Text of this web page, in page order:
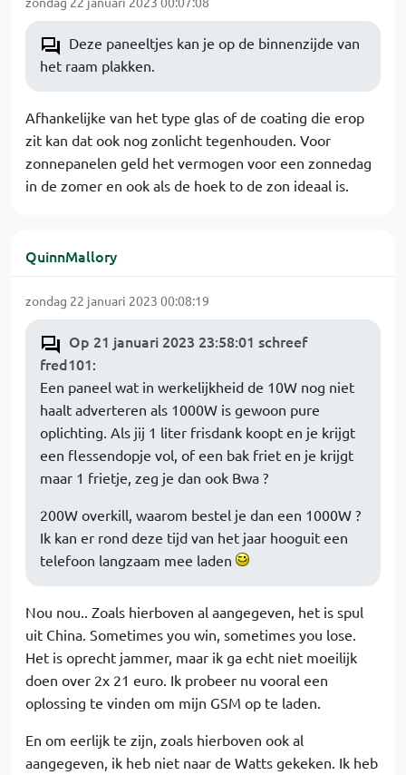
Deze paneeltjes kan je op de binnenzijde van
het raam plakken.
Afhankelijke van het type glas of de coating die erop
zit kan dat ook nog zonlicht tegenhouden. Voor
zonnepanelen geld het vermogen voor een zonnedag
in de zomer en ook als de hoek to de zon ideaal is.
QuinnMallory
zondag 22 januari 2023 00:08:19
Op 21 januari 2023 23:58:01 schreef
fred101:
Een paneel wat in werkelijkheid de 10W nog niet
haalt adverteren als 1000W is gewoon pure
oplichting. Als jij 1 liter frisdank koopt en je krijgt
een flessendopje vol, of een bak friet en je krijgt
maar 1 frietje, zeg je dan ook Bwa ?
200W overkill, waarom bestel je dan een 1000W ?
Ik kan er rond deze tijd van het jaar hooguit een
telefoon langzaam mee laden
Nou nou.. Zoals hierboven al aangegeven, het is spul
uit China. Sometimes you win, sometimes you lose.
Het is oprecht jammer, maar ik ga echt niet moeilijk
doen over 2x 21 euro. Ik probeer nu vooral een
oplossing te vinden om mijn GSM op te laden.
En om eerlijk te zijn, zoals hierboven ook al
aangegeven, ik heb niet naar de Watts gekeken. Ik heb